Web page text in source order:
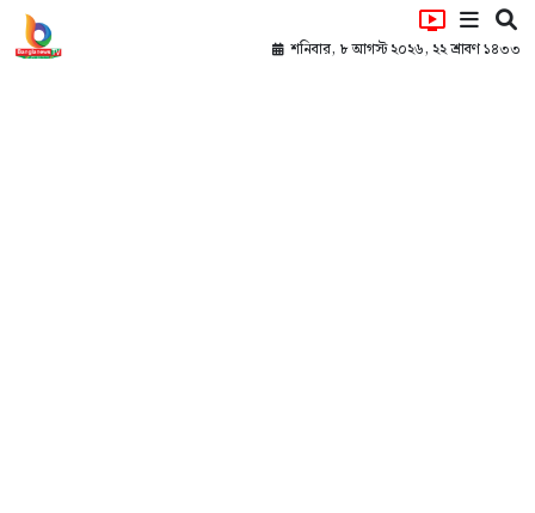
শনিবার, ৮ আগস্ট ২০২৬, ২২ শ্রাবণ ১৪৩৩